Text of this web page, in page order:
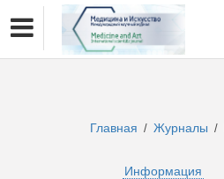
Главная / Журналы /
Информация